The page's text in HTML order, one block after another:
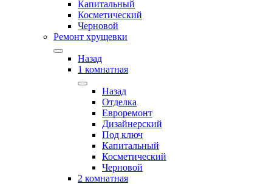
Капитальный
Косметический
Черновой
Ремонт хрущевки
Назад
1 комнатная
Назад
Отделка
Евроремонт
Дизайнерский
Под ключ
Капитальный
Косметический
Черновой
2 комнатная